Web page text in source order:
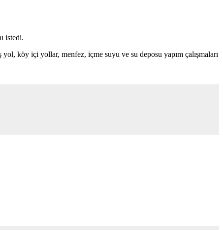
istedi.
köy içi yollar, menfez, içme suyu ve su deposu yapım çalışmaları